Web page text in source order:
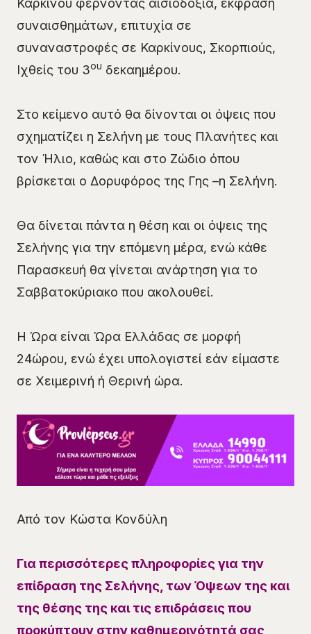
Καρκίνου φέρνοντας αισιοδοξία, έκφραση
συναισθημάτων, επιτυχία σε
συναναστροφές σε Καρκίνους, Σκορπιούς,
Ιχθείς του 3ου δεκαημέρου.
Στο κείμενο αυτό θα δίνονται οι όψεις που
σχηματίζει η Σελήνη με τους Πλανήτες και
τον Ήλιο, καθώς και στο Ζώδιο όπου
βρίσκεται ο Δορυφόρος της Γης –η Σελήνη.
Θα δίνεται πάντα η θέση και οι όψεις της
Σελήνης για την επόμενη μέρα, ενώ κάθε
Παρασκευή θα γίνεται ανάρτηση για το
Σαββατοκύριακο που ακολουθεί.
Η Ώρα είναι Ώρα Ελλάδας σε μορφή
24ώρου, ενώ έχει υπολογιστεί εάν είμαστε
σε Χειμερινή ή Θερινή ώρα.
Από τον Κώστα Κονδύλη
Για περισσότερες πληροφορίες για την
επίδραση της Σελήνης, των Όψεων της και
της θέσης της και τις επιδράσεις που
προκύπτουν στην καθημερινότητά σας,